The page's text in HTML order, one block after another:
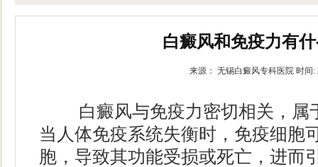
白癜风和免疫力有
来源： 无锡白癜风专科医院 时间:
白癜风与免疫力密切相关，属
当人体免疫系统失衡时，免疫细胞
胞，导致其功能受损或死亡，进而